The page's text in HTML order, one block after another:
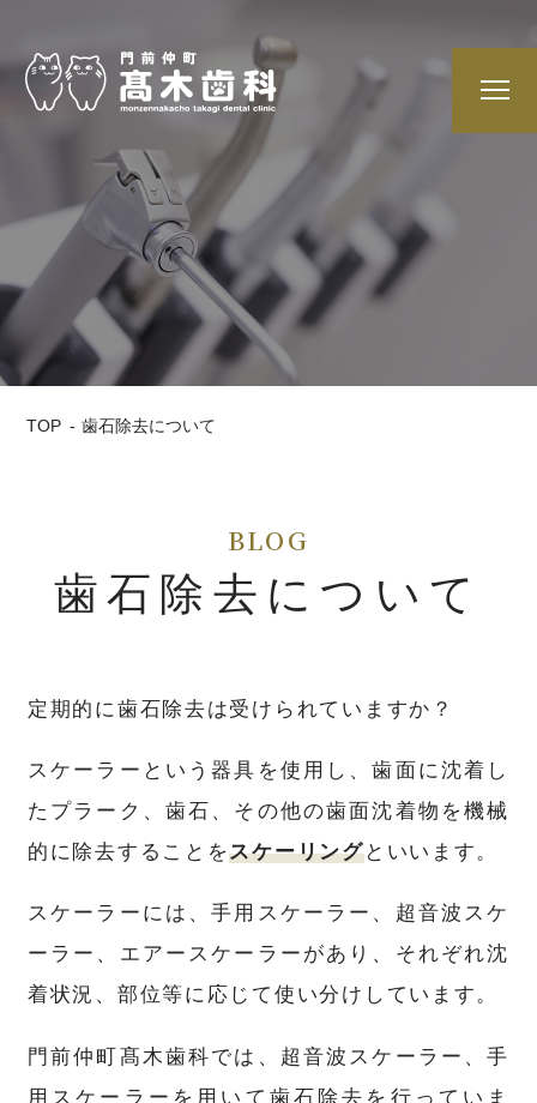
TOP 歯石除去について
歯石除去について
定期的に歯石除去は受けられていますか？
スケーラーという器具を使用し、歯面に沈着し
たプラーク、歯石、その他の歯面沈着物を機械
的に除去することをスケーリングといいます。
スケーラーには、手用スケーラー、超音波スケ
ーラー、エアースケーラーがあり、それぞれ沈
着状況、部位等に応じて使い分けしています。
門前仲町髙木歯科では、超音波スケーラー、手
用スケーラーを用いて歯石除去を行っていま